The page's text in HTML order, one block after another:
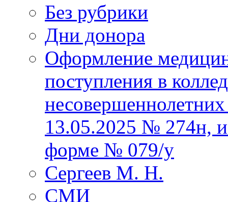
Без рубрики
Дни донора
Оформление
поступления в
13.05.2025 № 274н,
форме № 079/у
Сергеев М. Н.
СМИ